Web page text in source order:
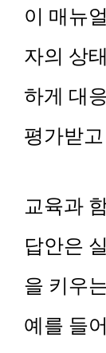
이 매뉴
자의 상
하게 대
평가받
교육과
답안은
을 키우
예를 들